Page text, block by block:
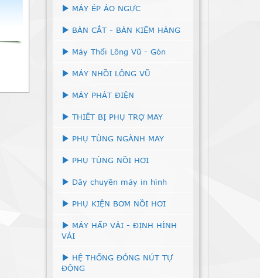
MÁY ÉP ÁO NGỰC
BÀN CẮT - BÀN KIỂM HÀNG
Máy Thổi Lông Vũ - Gòn
MÁY NHỒI LÔNG VŨ
MÁY PHÁT ĐIỆN
THIẾT BỊ PHỤ TRỢ MAY
PHỤ TÙNG NGÀNH MAY
PHỤ TÙNG NỒI HƠI
Dây chuyền máy in hình
PHỤ KIỆN BƠM NỒI HƠI
MÁY HẤP VẢI - ĐỊNH HÌNH
VẢI
HỆ THỐNG ĐÓNG NÚT TỰ
ĐỘNG